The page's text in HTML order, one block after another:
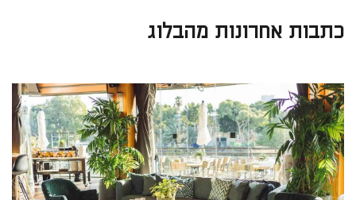
כתבות אחרונות מהבלוג